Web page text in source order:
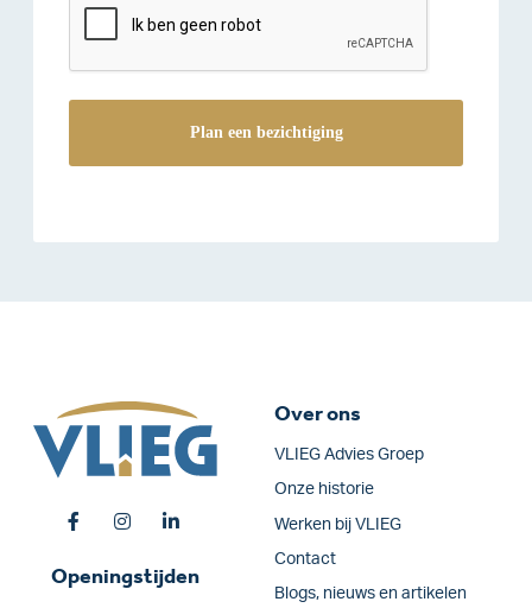
Openingstijden
Over ons
VLIEG Advies Groep
Onze historie
Werken bij VLIEG
Contact
Blogs, nieuws en artikelen